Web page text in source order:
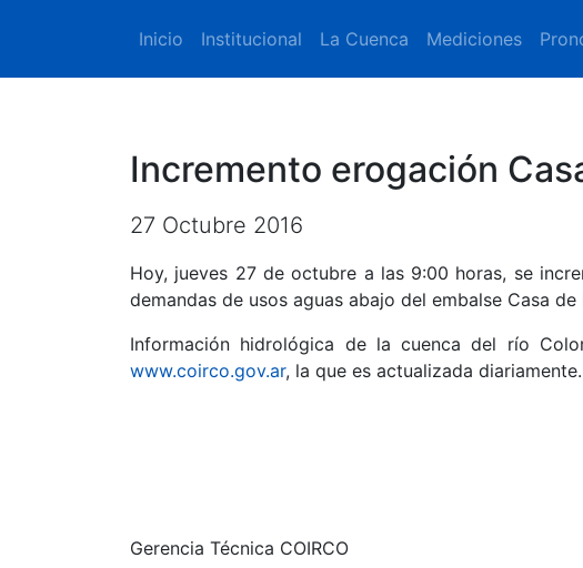
Inicio Institucional La Cuenca Mediciones
Incremento erogación
27 Octubre 2016
Hoy, jueves 27 de octubre a las 9:00 horas, se
demandas de usos aguas abajo del embalse Casa de
Información hidrológica de la cuenca del río
www.coirco.gov.ar, la que es actualizada diariamente.
Gerencia Técnica COIRCO